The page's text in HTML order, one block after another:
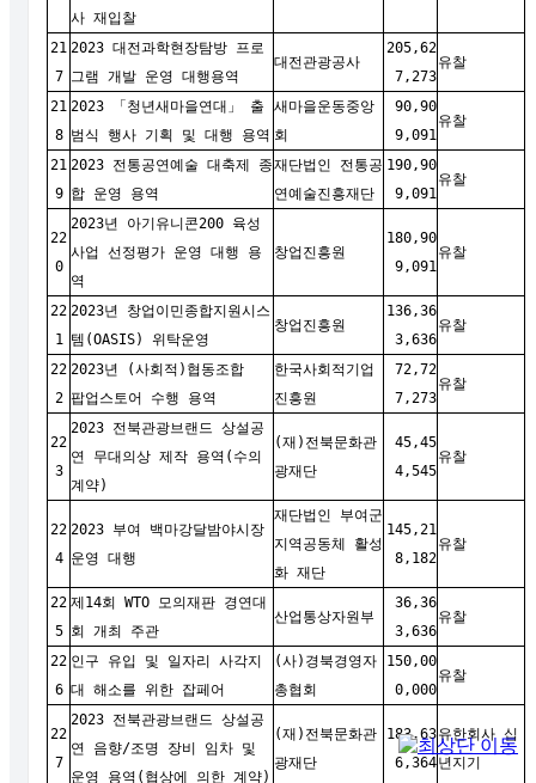
사 재입찰
21
7
2023 대전과학현장탐방 프로
그램 개발 운영 대행용역
대전관광공사
205,62
7,273
유찰
21
8
2023 「청년새마을연대」 출
범식 행사 기획 및 대행 용역
새마을운동중앙
회
90,90
9,091
유찰
21
9
2023 전통공연예술 대축제 종
합 운영 용역
재단법인 전통공
연예술진흥재단
190,90
9,091
유찰
22
0
2023년 아기유니콘200 육성
사업 선정평가 운영 대행 용
역
창업진흥원
180,90
9,091
유찰
22
1
2023년 창업이민종합지원시스
템(OASIS) 위탁운영
창업진흥원
136,36
3,636
유찰
22
2
2023년 (사회적)협동조합
팝업스토어 수행 용역
한국사회적기업
진흥원
72,72
7,273
유찰
22
3
2023 전북관광브랜드 상설공
연 무대의상 제작 용역(수의
계약)
(재)전북문화관
광재단
45,45
4,545
유찰
22
4
2023 부여 백마강달밤야시장
운영 대행
재단법인 부여군
지역공동체 활성
화 재단
145,21
8,182
유찰
22
5
제14회 WTO 모의재판 경연대
회 개최 주관
산업통상자원부
36,36
3,636
유찰
22
6
인구 유입 및 일자리 사각지
대 해소를 위한 잡페어
(사)경북경영자
총협회
150,00
0,000
유찰
22
7
2023 전북관광브랜드 상설공
연 음향/조명 장비 임차 및
운영 용역(협상에 의한 계약)
(재)전북문화관
광재단
183,63
6,364
유한회사 십
년지기